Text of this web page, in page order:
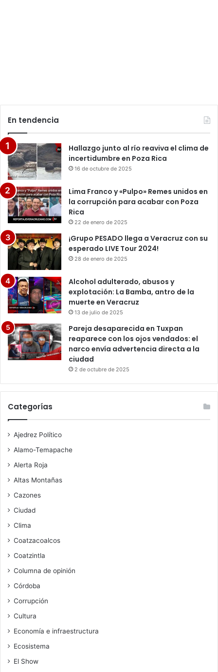
En tendencia
Hallazgo junto al río reaviva el clima de
incertidumbre en Poza Rica
16 de octubre de 2025
Lima Franco y «Pulpo» Remes unidos en
la corrupción para acabar con Poza
Rica
22 de enero de 2025
¡Grupo PESADO llega a Veracruz con su
esperado LIVE Tour 2024!
28 de enero de 2025
Alcohol adulterado, abusos y
explotación: La Bamba, antro de la
muerte en Veracruz
13 de julio de 2025
Pareja desaparecida en Tuxpan
reaparece con los ojos vendados: el
narco envía advertencia directa a la
ciudad
2 de octubre de 2025
Categorías
Ajedrez Político
Alamo-Temapache
Alerta Roja
Altas Montañas
Cazones
Ciudad
Clima
Coatzacoalcos
Coatzintla
Columna de opinión
Córdoba
Corrupción
Cultura
Economía e infraestructura
Ecosistema
El Show